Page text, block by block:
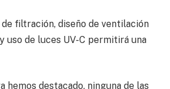
filtración, diseño de ventilación
uso de luces UV-C permitirá una
hemos destacado, ninguna de las